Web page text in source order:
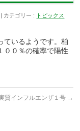
カテゴリー : トピックス
ているようです。柏
００％の確率で陽性
質インフルエンザ１号 →